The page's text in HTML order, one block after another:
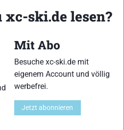
14
ski.de lesen?
Mit Abo
Besuche xc-ski.de mit
eigenem Account und völlig
werbefrei.
Jetzt abonnieren